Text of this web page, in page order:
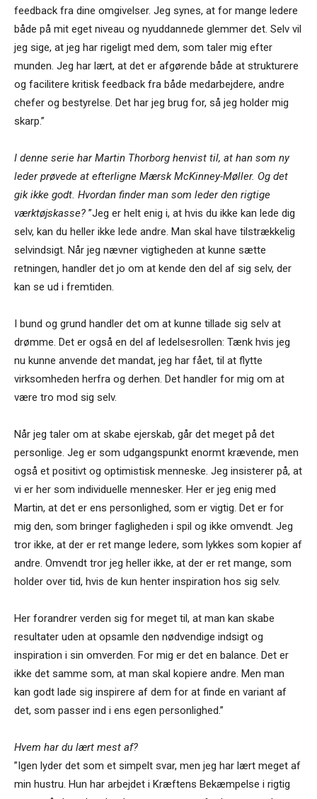
feedback fra dine omgivelser. Jeg synes, at for mange ledere
både på mit eget niveau og nyuddannede glemmer det. Selv vil
jeg sige, at jeg har rigeligt med dem, som taler mig efter
munden. Jeg har lært, at det er afgørende både at strukturere
og facilitere kritisk feedback fra både medarbejdere, andre
chefer og bestyrelse. Det har jeg brug for, så jeg holder mig
skarp.”
I denne serie har Martin Thorborg henvist til, at han som ny
leder prøvede at efterligne Mærsk McKinney-Møller. Og det
gik ikke godt. Hvordan finder man som leder den rigtige
værktøjskasse? ”Jeg er helt enig i, at hvis du ikke kan lede dig
selv, kan du heller ikke lede andre. Man skal have tilstrækkelig
selvindsigt. Når jeg nævner vigtigheden at kunne sætte
retningen, handler det jo om at kende den del af sig selv, der
kan se ud i fremtiden.
I bund og grund handler det om at kunne tillade sig selv at
drømme. Det er også en del af ledelsesrollen: Tænk hvis jeg
nu kunne anvende det mandat, jeg har fået, til at flytte
virksomheden herfra og derhen. Det handler for mig om at
være tro mod sig selv.
Når jeg taler om at skabe ejerskab, går det meget på det
personlige. Jeg er som udgangspunkt enormt krævende, men
også et positivt og optimistisk menneske. Jeg insisterer på, at
vi er her som individuelle mennesker. Her er jeg enig med
Martin, at det er ens personlighed, som er vigtig. Det er for
mig den, som bringer fagligheden i spil og ikke omvendt. Jeg
tror ikke, at der er ret mange ledere, som lykkes som kopier af
andre. Omvendt tror jeg heller ikke, at der er ret mange, som
holder over tid, hvis de kun henter inspiration hos sig selv.
Her forandrer verden sig for meget til, at man kan skabe
resultater uden at opsamle den nødvendige indsigt og
inspiration i sin omverden. For mig er det en balance. Det er
ikke det samme som, at man skal kopiere andre. Men man
kan godt lade sig inspirere af dem for at finde en variant af
det, som passer ind i ens egen personlighed.”
Hvem har du lært mest af?
”Igen lyder det som et simpelt svar, men jeg har lært meget af
min hustru. Hun har arbejdet i Kræftens Bekæmpelse i rigtig